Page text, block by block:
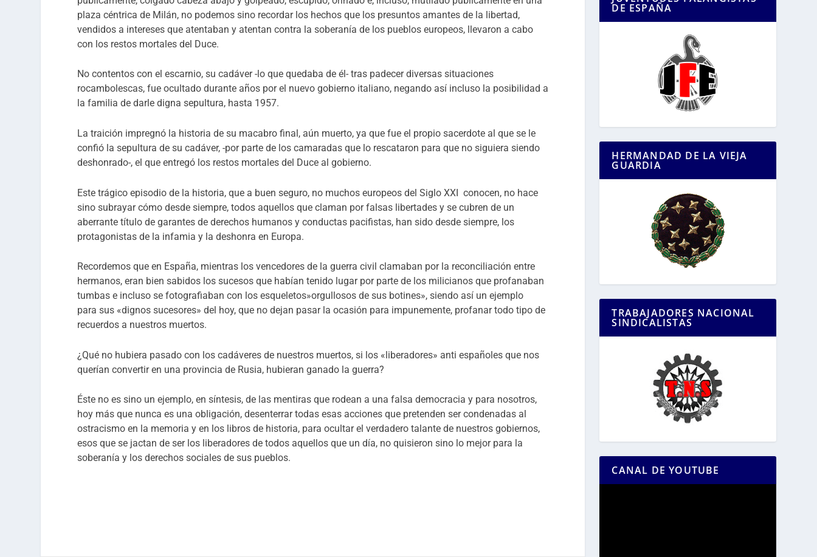
plaza céntrica de Milán, no podemos sino recordar los hechos que los presuntos amantes de la libertad,
vendidos a intereses que atentaban y atentan contra la soberanía de los pueblos europeos, llevaron a cabo
con los restos mortales del Duce.
No contentos con el escarnio, su cadáver -lo que quedaba de él- tras padecer diversas situaciones
rocambolescas, fue ocultado durante años por el nuevo gobierno italiano, negando así incluso la posibilidad a
la familia de darle digna sepultura, hasta 1957.
La traición impregnó la historia de su macabro final, aún muerto, ya que fue el propio sacerdote al que se le
confió la sepultura de su cadáver, -por parte de los camaradas que lo rescataron para que no siguiera siendo
deshonrado-, el que entregó los restos mortales del Duce al gobierno.
Este trágico episodio de la historia, que a buen seguro, no muchos europeos del Siglo XXI conocen, no hace
sino subrayar cómo desde siempre, todos aquellos que claman por falsas libertades y se cubren de un
aberrante título de garantes de derechos humanos y conductas pacifistas, han sido desde siempre, los
protagonistas de la infamia y la deshonra en Europa.
Recordemos que en España, mientras los vencedores de la guerra civil clamaban por la reconciliación entre
hermanos, eran bien sabidos los sucesos que habían tenido lugar por parte de los milicianos que profanaban
tumbas e incluso se fotografiaban con los esqueletos»orgullosos de sus botines», siendo así un ejemplo
para sus «dignos sucesores» del hoy, que no dejan pasar la ocasión para impunemente, profanar todo tipo de
recuerdos a nuestros muertos.
¿Qué no hubiera pasado con los cadáveres de nuestros muertos, si los «liberadores» anti españoles que nos
querían convertir en una provincia de Rusia, hubieran ganado la guerra?
Éste no es sino un ejemplo, en síntesis, de las mentiras que rodean a una falsa democracia y para nosotros,
hoy más que nunca es una obligación, desenterrar todas esas acciones que pretenden ser condenadas al
ostracismo en la memoria y en los libros de historia, para ocultar el verdadero talante de nuestros gobiernos,
esos que se jactan de ser los liberadores de todos aquellos que un día, no quisieron sino lo mejor para la
soberanía y los derechos sociales de sus pueblos.
DE ESPAÑA
HERMANDAD DE LA VIEJA
GUARDIA
TRABAJADORES NACIONAL
SINDICALISTAS
CANAL DE YOUTUBE